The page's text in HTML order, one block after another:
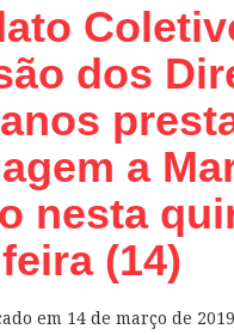
dos
a
nesta
feira (14)
em 14 de março de 2019